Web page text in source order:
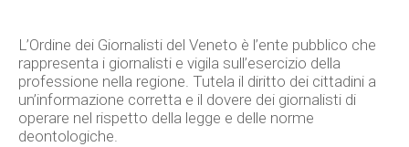
L’Ordine dei Giornalisti del Veneto è l’ente pubblico che
rappresenta i giornalisti e vigila sull’esercizio della
professione nella regione. Tutela il diritto dei cittadini a
un’informazione corretta e il dovere dei giornalisti di
operare nel rispetto della legge e delle norme
deontologiche.